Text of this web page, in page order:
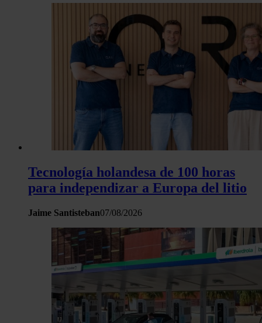
Tecnología holandesa de 100 horas
para independizar a Europa del litio
Jaime Santisteban07/08/2026